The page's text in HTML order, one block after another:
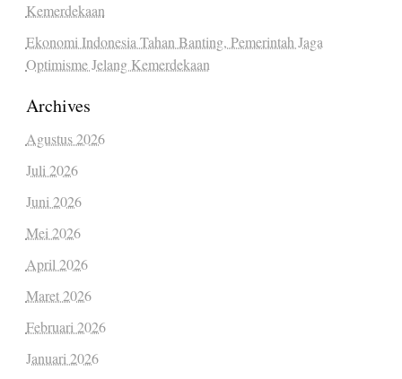
Kemerdekaan
Ekonomi Indonesia Tahan Banting, Pemerintah Jaga
Optimisme Jelang Kemerdekaan
Archives
Agustus 2026
Juli 2026
Juni 2026
Mei 2026
April 2026
Maret 2026
Februari 2026
Januari 2026